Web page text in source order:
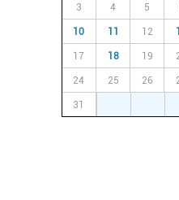
3 4 5
10 11 12
17 18 19
24 25 26
31